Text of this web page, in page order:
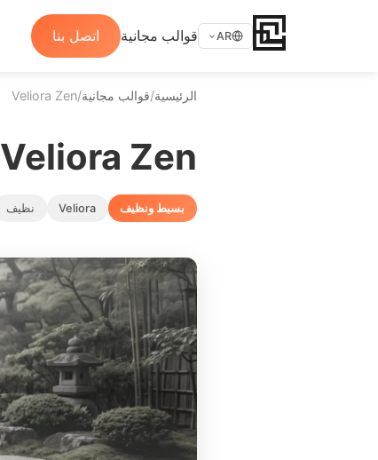
AR قوالب مجانية اتصل بنا
الرئيسية/قوالب مجانية/
Veliora Zen
Veliora Zen
بسيط ونظيف Veliora نظيف